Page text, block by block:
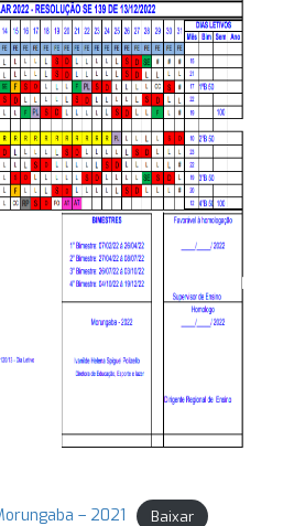
– 2021 Baixar